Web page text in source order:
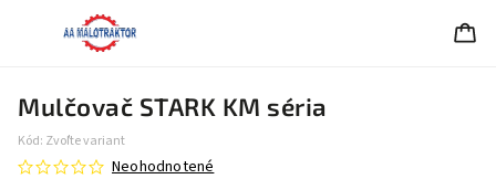
Mulčovač STARK KM séria
Kód: Zvoľte variant
Neohodnotené